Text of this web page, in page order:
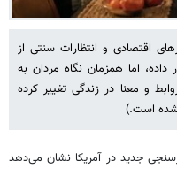
اقتصادی و انتظارات سنتی از
اما همزمان نگاه مردان به
و معنا در زندگی تغییر کرده
است.)
جدید در آمریکا نشان می‌دهد